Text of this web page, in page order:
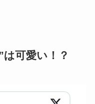
可愛い！？